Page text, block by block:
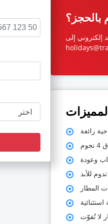
بالحجز؟
97145635806+، أو إرسال بريد إلكتروني إلى
رائعة
وعودة
للأبد
المطار
لا تُفوّت